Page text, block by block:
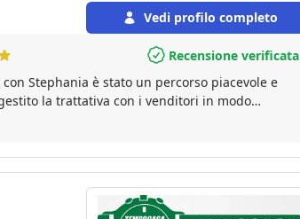
e con piena convinzione. A questo punto,
Vedi profilo completo
Recensione verificata
Stephania è stato un percorso piacevole e
la trattativa con i venditori in modo
la compravendita in modo
nel mercato immobiliare!" Sicuramente
volesse acquistare casa!